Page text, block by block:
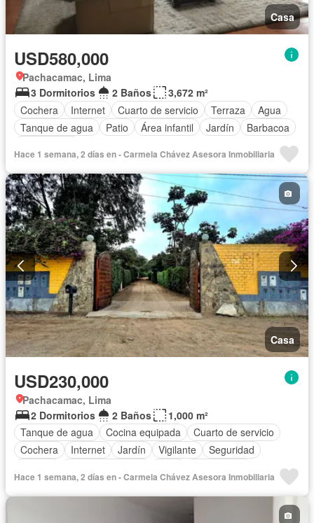
Casa
USD580,000
Pachacamac, Lima
3 Dormitorios
2 Baños
3,672 m²
Cochera
Internet Cuarto de servicio Terraza
Agua
Tanque de agua
Patio Área infantil Jardín
Barbacoa
Hace 1 semana, 2 días en - Carmela Chávez Asesora Inmobiliaria
Casa
USD230,000
Pachacamac, Lima
2 Dormitorios
2 Baños
1,000 m²
Tanque de agua
Cocina equipada
Cuarto de servicio
Cochera
Internet Jardín Vigilante
Seguridad
Hace 1 semana, 2 días en - Carmela Chávez Asesora Inmobiliaria